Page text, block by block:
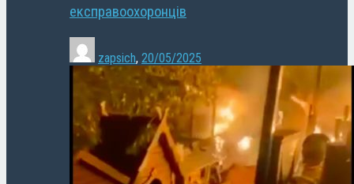
експравоохоронців
zapsich, 20/05/2025